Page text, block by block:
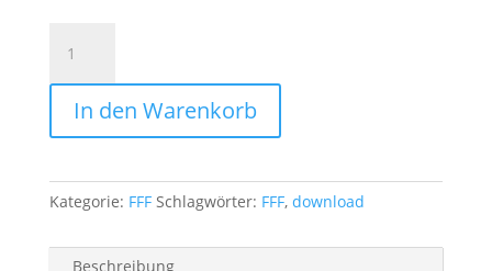
M.Rosenbaum
FFF
14.03.2026
Menge
In den Warenkorb
Kategorie: FFF Schlagwörter: FFF, download
Beschreibung